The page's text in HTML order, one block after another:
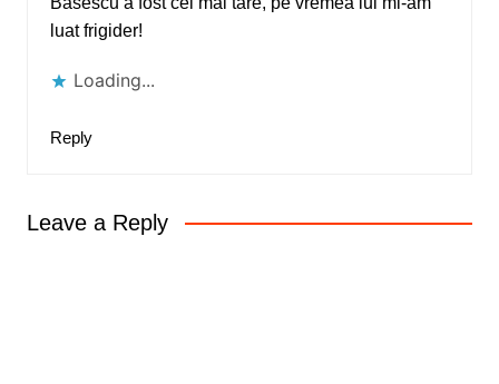
luat frigider!
Loading...
Reply
Leave a Reply